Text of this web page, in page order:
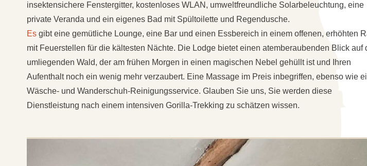
insektensichere Fenstergitter, kostenloses WLAN, umweltfreundliche Solarbeleuchtung, eine
private Veranda und ein eigenes Bad mit Spültoilette und Regendusche.
Es gibt eine gemütliche Lounge, eine Bar und einen Essbereich in einem offenen, erhöhten
mit Feuerstellen für die kältesten Nächte. Die Lodge bietet einen atemberaubenden Blick auf
umliegenden Wald, der am frühen Morgen in einen magischen Nebel gehüllt ist und Ihren
Aufenthalt noch ein wenig mehr verzaubert. Eine Massage im Preis inbegriffen, ebenso wie
Wäsche- und Wanderschuh-Reinigungsservice. Glauben Sie uns, Sie werden diese
Dienstleistung nach einem intensiven Gorilla-Trekking zu schätzen wissen.